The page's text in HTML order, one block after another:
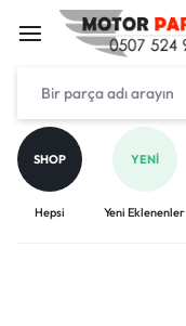
SHOP
Hepsi
YENI
Yeni Eklenenler